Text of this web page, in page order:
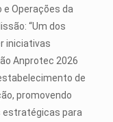
e Operações da
“Um dos
iniciativas
Anprotec 2026
de
promovendo
estratégicas para